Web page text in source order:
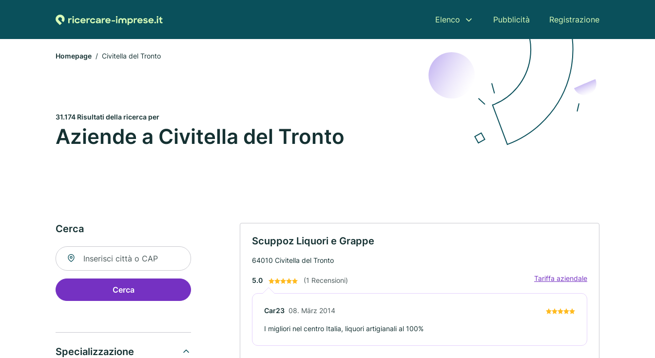
Elenco Pubblicità Registrazione
Homepage Civitella del Tronto
31.174 Risultati della ricerca per
Aziende a Civitella del Tronto
Cerca
Cerca una località
Cerca
Specializzazione
Scuppoz Liquori e Grappe
64010 Civitella del Tronto
5.0 (1 Recensioni) Tariffa aziendale
Car23 08. März 2014
I migliori nel centro Italia, liquori artigianali al 100%